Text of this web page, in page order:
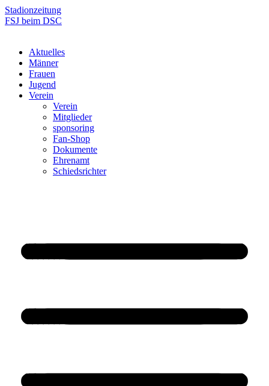
Zum
Inhalt
Stadionzeitung
FSJ beim DSC
Aktuelles
Männer
Frauen
Jugend
Verein
Verein
Mitglieder
sponsoring
Fan-Shop
Dokumente
Ehrenamt
Schiedsrichter